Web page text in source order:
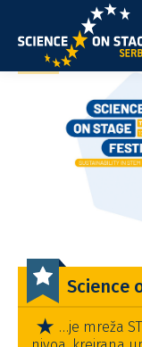
Science
…je mreža